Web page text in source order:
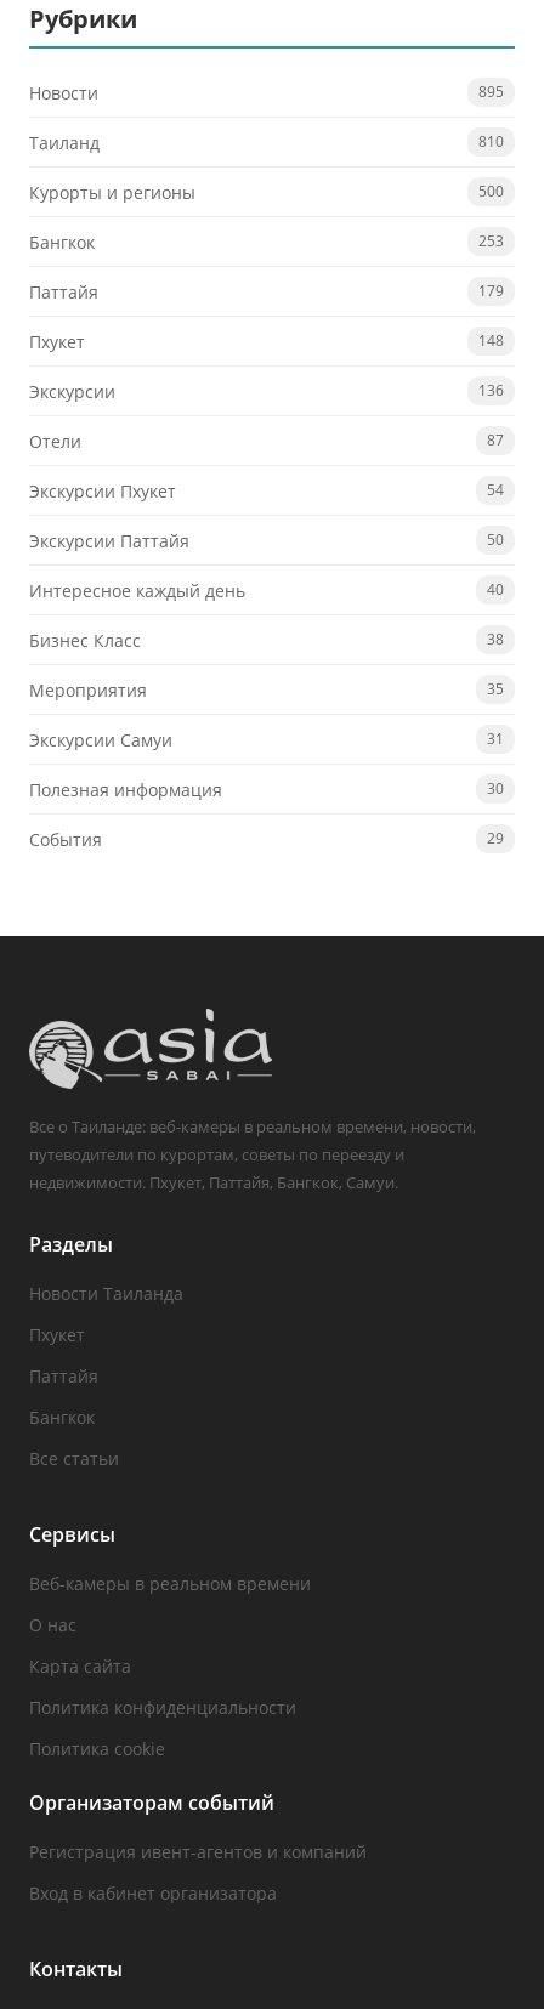
Рубрики
Новости 895
Таиланд 810
Курорты и регионы 500
Бангкок 253
Паттайя 179
Пхукет 148
Экскурсии 136
Отели 87
Экскурсии Пхукет 54
Экскурсии Паттайя 50
Интересное каждый день 40
Бизнес Класс 38
Мероприятия 35
Экскурсии Самуи 31
Полезная информация 30
События 29
Все о Таиланде: веб-камеры в реальном времени, новости,
путеводители по курортам, советы по переезду и
недвижимости. Пхукет, Паттайя, Бангкок, Самуи.
Разделы
Новости Таиланда
Пхукет
Паттайя
Бангкок
Все статьи
Сервисы
Веб-камеры в реальном времени
О нас
Карта сайта
Политика конфиденциальности
Политика cookie
Организаторам событий
Регистрация ивент-агентов и компаний
Вход в кабинет организатора
Контакты